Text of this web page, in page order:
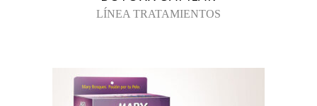
LÍNEA TRATAMIENTOS